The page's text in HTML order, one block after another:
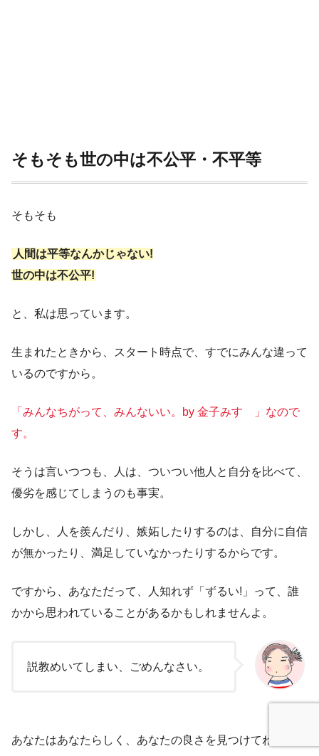
そもそも世の中は不公平・不平等
そもそも
人間は平等なんかじゃない!
世の中は不公平!
と、私は思っています。
生まれたときから、スタート時点で、すでにみんな違って
いるのですから。
「みんなちがって、みんないい。by 金子みすゞ」なので
す。
そうは言いつつも、人は、ついつい他人と自分を比べて、
優劣を感じてしまうのも事実。
しかし、人を羨んだり、嫉妬したりするのは、自分に自信
が無かったり、満足していなかったりするからです。
ですから、あなただって、人知れず「ずるい!」って、誰
かから思われていることがあるかもしれませんよ。
説教めいてしまい、ごめんなさい。
あなたはあなたらしく、あなたの良さを見つけてね♪